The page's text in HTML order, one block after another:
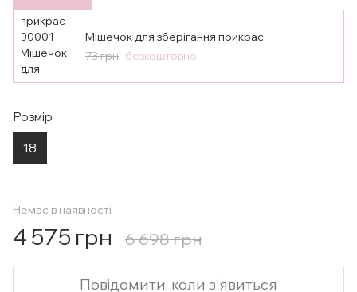
Мішечок для зберігання прикрас
73 грн безкоштовно
Розмір
18
Немає в наявності
4 575 грн 6 698 грн
Повідомити, коли з'явиться